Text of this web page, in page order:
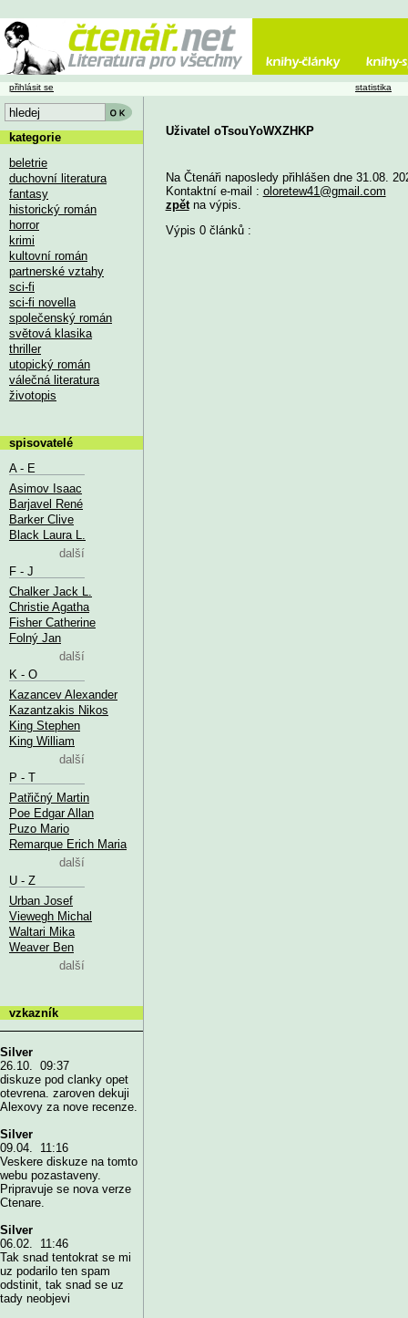
Uživatel oTsouYoWXZHKP
Na Čtenáři naposledy přihlášen dne 31.08.
Kontaktní e-mail : oloretew41@gmail.com
zpětna výpis.
Výpis 0 článků :
přihlásit se statistika
kategorie
beletrie
duchovní literatura
fantasy
historický román
horror
krimi
kultovní román
partnerské vztahy
sci-fi
sci-fi novella
společenský román
světová klasika
thriller
utopický román
válečná literatura
životopis
spisovatelé
A - E
Asimov Isaac
Barjavel René
Barker Clive
Black Laura L.
další
F - J
Chalker Jack L.
Christie Agatha
Fisher Catherine
Folný Jan
další
K - O
Kazancev Alexander
Kazantzakis Nikos
King Stephen
King William
další
P - T
Patřičný Martin
Poe Edgar Allan
Puzo Mario
Remarque Erich Maria
další
U - Z
Urban Josef
Viewegh Michal
Waltari Mika
Weaver Ben
další
vzkazník
Silver
26.10. 09:37
diskuze pod clanky opet
otevrena. zaroven dekuji
Alexovy za nove recenze.
Silver
09.04. 11:16
Veskere diskuze na tomto
webu pozastaveny.
Pripravuje se nova verze
Ctenare.
Silver
06.02. 11:46
Tak snad tentokrat se mi
uz podarilo ten spam
odstinit, tak snad se uz
tady neobjevi